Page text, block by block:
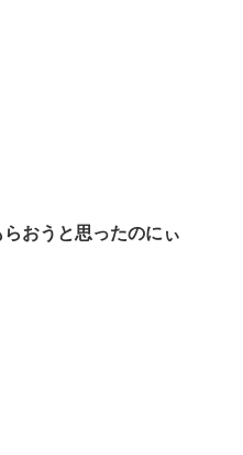
おうと思ったのにぃ